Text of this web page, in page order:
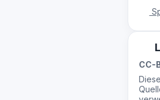
CC-